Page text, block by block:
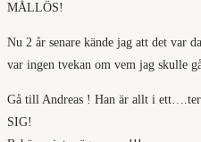
MÅLLÖS!
Nu 2 år senare kände jag att det var
var ingen tvekan om vem jag skulle
Gå till Andreas ! Han är allt i
SIG!